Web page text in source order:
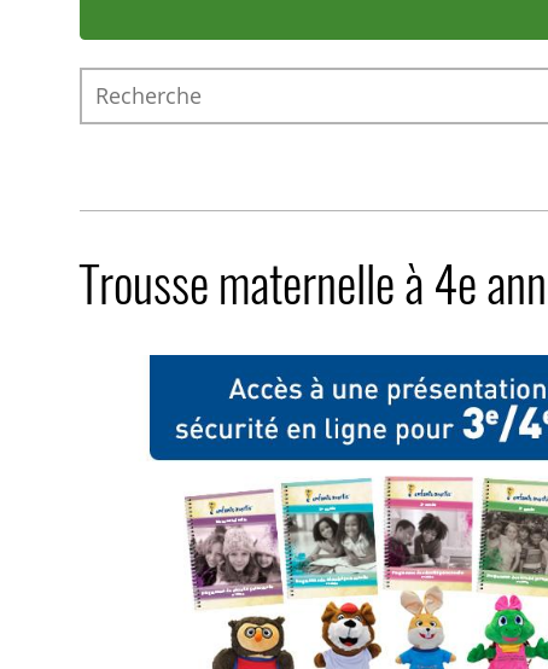
Recherche
Trousse maternelle à 4e